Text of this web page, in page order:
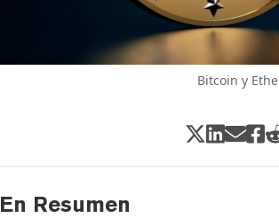
Bitcoin y
En Resumen